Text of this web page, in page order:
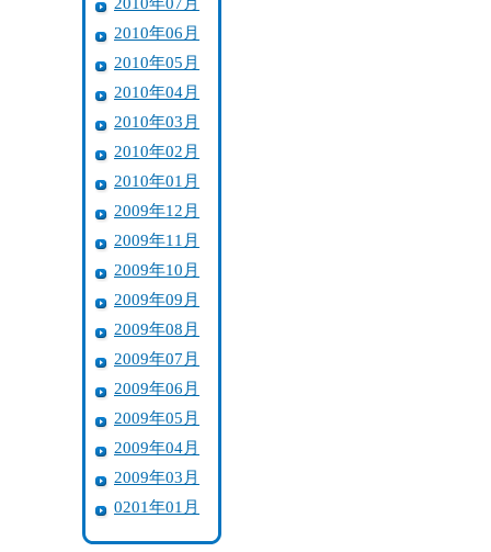
2010年06月
2010年05月
2010年04月
2010年03月
2010年02月
2010年01月
2009年12月
2009年11月
2009年10月
2009年09月
2009年08月
2009年07月
2009年06月
2009年05月
2009年04月
2009年03月
0201年01月